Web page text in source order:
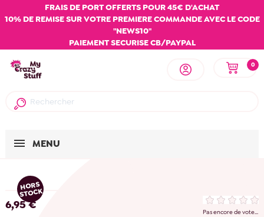
FRAIS DE PORT OFFERTS POUR 45€ D'ACHAT
10% DE REMISE SUR VOTRE PREMIERE COMMANDE AVEC LE CODE
"NEWS10"
PAIEMENT SECURISE CB/PAYPAL
0
MENU
HORS
STOCK
6,95 €
Pas encore de vote...